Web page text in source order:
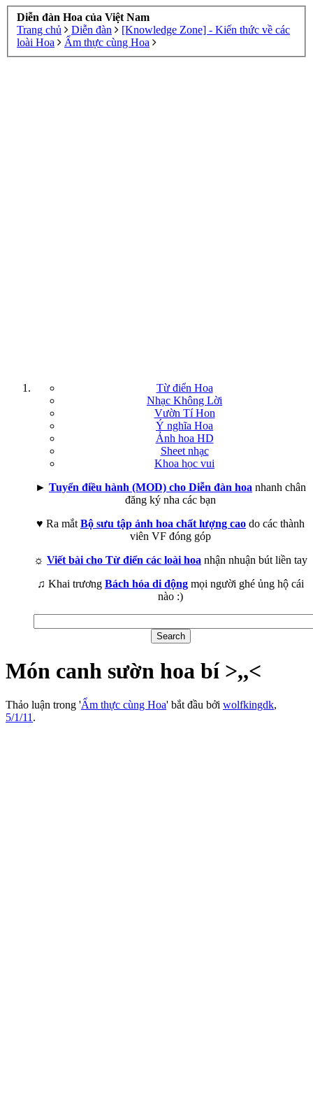
Diễn đàn Hoa của Việt Nam
Trang chủ
Diễn đàn
[Knowledge Zone] - Kiến thức về các
loài Hoa
Ẩm thực cùng Hoa
Từ điển Hoa
Nhạc Không Lời
Vườn Tí Hon
Ý nghĩa Hoa
Ảnh hoa HD
Sheet nhạc
Khoa học vui
► Tuyển điều hành (MOD) cho Diễn đàn hoa nhanh chân
đăng ký nha các bạn
♥ Ra mắt Bộ sưu tập ảnh hoa chất lượng cao do các thành
viên VF đóng góp
☼ Viết bài cho Từ điển các loài hoa nhận nhuận bút liền tay
♫ Khai trương Bách hóa di động mọi người ghé ủng hộ cái
nào :)
Món canh sườn hoa bí >,,<
Thảo luận trong 'Ẩm thực cùng Hoa' bắt đầu bởi wolfkingdk,
5/1/11.